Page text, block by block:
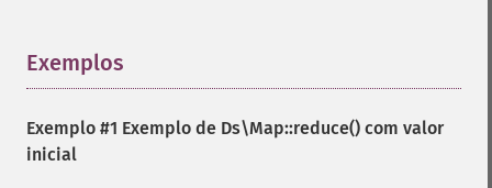
Exemplos
Exemplo #1 Exemplo de Ds\Map::reduce() com valor
inicial